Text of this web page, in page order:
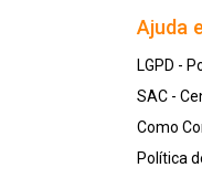
Ajuda
LGPD -
SAC -
Como
Política